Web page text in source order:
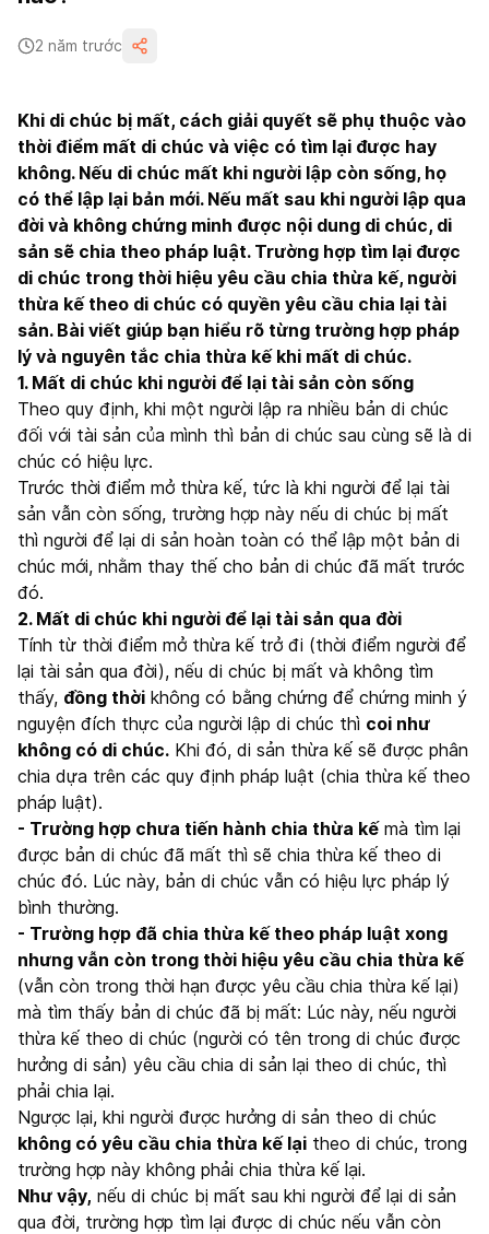
2 năm trước
Khi di chúc bị mất, cách giải quyết sẽ phụ thuộc vào
thời điểm mất di chúc và việc có tìm lại được hay
không. Nếu di chúc mất khi người lập còn sống, họ
có thể lập lại bản mới. Nếu mất sau khi người lập qua
đời và không chứng minh được nội dung di chúc, di
sản sẽ chia theo pháp luật. Trường hợp tìm lại được
di chúc trong thời hiệu yêu cầu chia thừa kế, người
thừa kế theo di chúc có quyền yêu cầu chia lại tài
sản. Bài viết giúp bạn hiểu rõ từng trường hợp pháp
lý và nguyên tắc chia thừa kế khi mất di chúc.
1. Mất di chúc khi người để lại tài sản còn sống
Theo quy định, khi một người lập ra nhiều bản di chúc
đối với tài sản của mình thì bản di chúc sau cùng sẽ là di
chúc có hiệu lực.
Trước thời điểm mở thừa kế, tức là khi người để lại tài
sản vẫn còn sống, trường hợp này nếu di chúc bị mất
thì người để lại di sản hoàn toàn có thể lập một bản di
chúc mới, nhằm thay thế cho bản di chúc đã mất trước
đó.
2. Mất di chúc khi người để lại tài sản qua đời
Tính từ thời điểm mở thừa kế trở đi (thời điểm người để
lại tài sản qua đời), nếu di chúc bị mất và không tìm
thấy, đồng thời không có bằng chứng để chứng minh ý
nguyện đích thực của người lập di chúc thì coi như
không có di chúc. Khi đó, di sản thừa kế sẽ được phân
chia dựa trên các quy định pháp luật (chia thừa kế theo
pháp luật).
- Trường hợp chưa tiến hành chia thừa kếmà tìm lại
được bản di chúc đã mất thì sẽ chia thừa kế theo di
chúc đó. Lúc này, bản di chúc vẫn có hiệu lực pháp lý
bình thường.
- Trường hợp đã chia thừa kế theo pháp luật xong
nhưng vẫn còn trong thời hiệu yêu cầu chia thừa kế
(vẫn còn trong thời hạn được yêu cầu chia thừa kế lại)
mà tìm thấy bản di chúc đã bị mất: Lúc này, nếu người
thừa kế theo di chúc (người có tên trong di chúc được
hưởng di sản) yêu cầu chia di sản lại theo di chúc, thì
phải chia lại.
Ngược lại, khi người được hưởng di sản theo di chúc
không có yêu cầu chia thừa kế lại theo di chúc, trong
trường hợp này không phải chia thừa kế lại.
Như vậy, nếu di chúc bị mất sau khi người để lại di sản
qua đời, trường hợp tìm lại được di chúc nếu vẫn còn